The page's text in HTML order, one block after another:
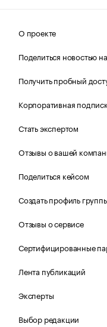
О проекте
Поделиться новостью
Получить пробный
Корпоративная
Стать экспертом
Отзывы о вашей
Поделиться кейсом
Создать профиль
Отзывы о сервисе
Сертифицированные
Лента публикаций
Эксперты
Выбор редакции